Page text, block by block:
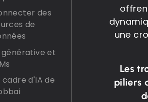
des
de
générative et
cadre d'IA de
une
Les
piliers